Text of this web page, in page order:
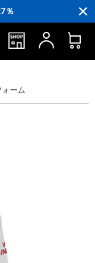
％
レゼント！
ント！
ーム